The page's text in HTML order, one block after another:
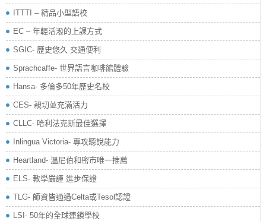
ITTTI – 精品小型語校
EC – 年輕活潑的上課方式
SGIC- 歷史悠久 交通便利
Sprachcaffe- 世界語言咖啡館體驗
Hansa- 多倫多50年歷史名校
CES- 親切並充滿活力
CLLC- 哈利法克斯最佳選擇
Inlingua Victoria‏- 專攻聽說能力
Heartland- 溫尼伯和密市唯一推薦
ELS- 教學嚴謹 進步保證
TLG- 師資皆通過Celta或Tesol認證
LSI- 50年的全球連鎖學校